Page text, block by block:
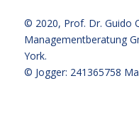
© 2020, Prof. Dr. Guido
Managementberatung
York.
© Jogger: 241365758